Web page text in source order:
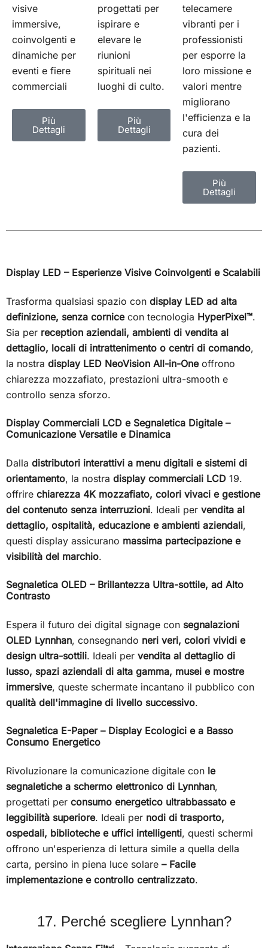
visive
immersive,
coinvolgenti e
dinamiche per
eventi e fiere
commerciali
Più
Dettagli
progettati per
ispirare e
elevare le
riunioni
spirituali nei
luoghi di culto.
Più
Dettagli
telecamere
vibranti per i
professionisti
per esporre la
loro missione e
valori mentre
migliorano
l'efficienza e la
cura dei
pazienti.
Più
Dettagli
Display LED – Esperienze Visive Coinvolgenti e Scalabili
Trasforma qualsiasi spazio con display LED ad alta
definizione, senza cornicecon tecnologia HyperPixel™.
Sia per reception aziendali, ambienti di vendita al
dettaglio, locali di intrattenimento o centri di comando,
la nostra display LED NeoVision All-in-Oneoffrono
chiarezza mozzafiato, prestazioni ultra-smooth e
controllo senza sforzo.
Display Commerciali LCD e Segnaletica Digitale –
Comunicazione Versatile e Dinamica
Dalla distributori interattivi a menu digitali e sistemi di
orientamento, la nostra display commerciali LCD 19.
offrire chiarezza 4K mozzafiato, colori vivaci e gestione
del contenuto senza interruzioni. Ideali per vendita al
dettaglio, ospitalità, educazione e ambienti aziendali,
questi display assicurano massima partecipazione e
visibilità del marchio.
Segnaletica OLED – Brillantezza Ultra-sottile, ad Alto
Contrasto
Espera il futuro dei digital signage con segnalazioni
OLED Lynnhan, consegnando neri veri, colori vividi e
design ultra-sottili. Ideali per vendita al dettaglio di
lusso, spazi aziendali di alta gamma, musei e mostre
immersive, queste schermate incantano il pubblico con
qualità dell'immagine di livello successivo.
Segnaletica E-Paper – Display Ecologici e a Basso
Consumo Energetico
Rivoluzionare la comunicazione digitale con le
segnaletiche a schermo elettronico di Lynnhan,
progettati per consumo energetico ultrabbassato e
leggibilità superiore. Ideali per nodi di trasporto,
ospedali, biblioteche e uffici intelligenti, questi schermi
offrono un'esperienza di lettura simile a quella della
carta, persino in piena luce solare – Facile
implementazione e controllo centralizzato.
17. Perché scegliere Lynnhan?